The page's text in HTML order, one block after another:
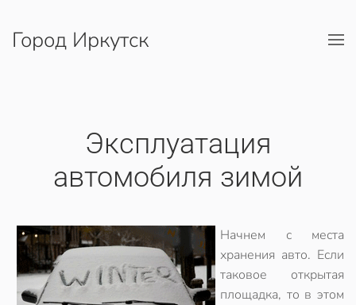
Перейти к содержимому
Город Иркутск
Эксплуатация
автомобиля зимой
Начнем с места
хранения авто. Если
таковое открытая
площадка, то в этом